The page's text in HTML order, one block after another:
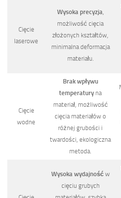
Cięcie
laserowe
Wysoka precyzja
możliwość cięcia
złożonych kształtów,
minimalna deformacja
materiału.
Cięcie
wodne
Brak wpływu
temperatury na
materiał, możliwość
cięcia materiałów o
różnej grubości i
twardości, ekologiczna
metoda.
Wysoka wydajnośćw
cięciu grubych